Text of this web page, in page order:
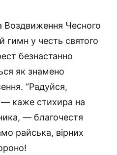
Воздвиження Чесного
у честь святого
безнастанно
як знамено
“Радуйся,
— каже стихира на
— благочестя
райська, вірних